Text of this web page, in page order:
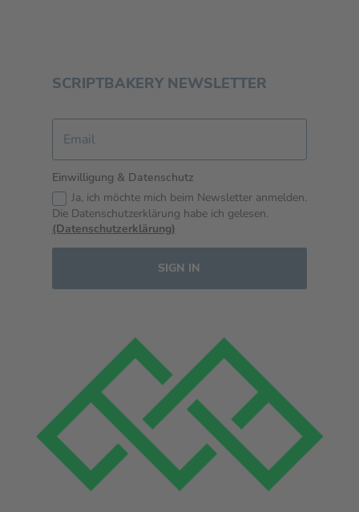
SCRIPTBAKERY NEWSLETTER
Einwilligung & Datenschutz
Ja, ich möchte mich beim Newsletter anmelden.
Die Datenschutzerklärung habe ich gelesen.
(Datenschutzerklärung)
SIGN IN